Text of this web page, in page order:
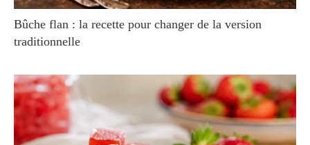
Bûche flan : la recette pour changer de la version
traditionnelle